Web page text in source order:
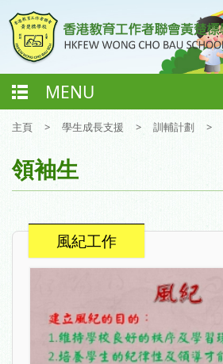
MENU
主頁 > 學生成長支援 > 訓輔計劃 >
領袖生
風紀工作